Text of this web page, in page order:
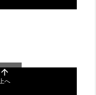

上へ